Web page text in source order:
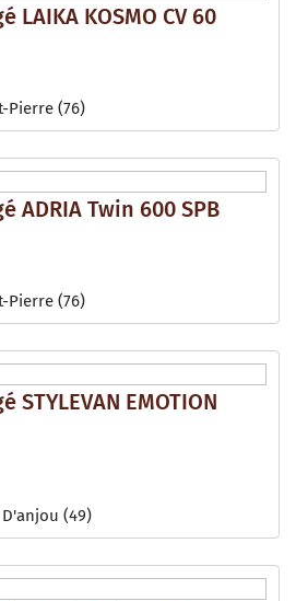
LAIKA KOSMO CV 60
Pierre (76)
ADRIA Twin 600 SPB
Pierre (76)
STYLEVAN EMOTION
(49)